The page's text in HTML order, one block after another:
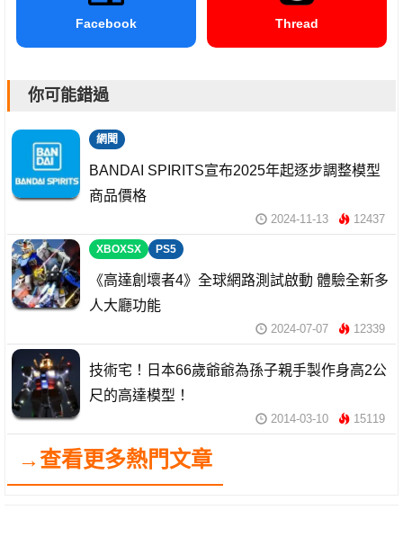
Facebook Thread
你可能錯過
網聞
BANDAI SPIRITS宣布2025年起逐步調整模型
商品價格
2024-11-13 12437
XBOXSX PS5
《高達創壞者4》全球網路測試啟動 體驗全新多
人大廳功能
2024-07-07 12339
技術宅！日本66歲爺爺為孫子親手製作身高2公
尺的高達模型！
2014-03-10 15119
→查看更多熱門文章